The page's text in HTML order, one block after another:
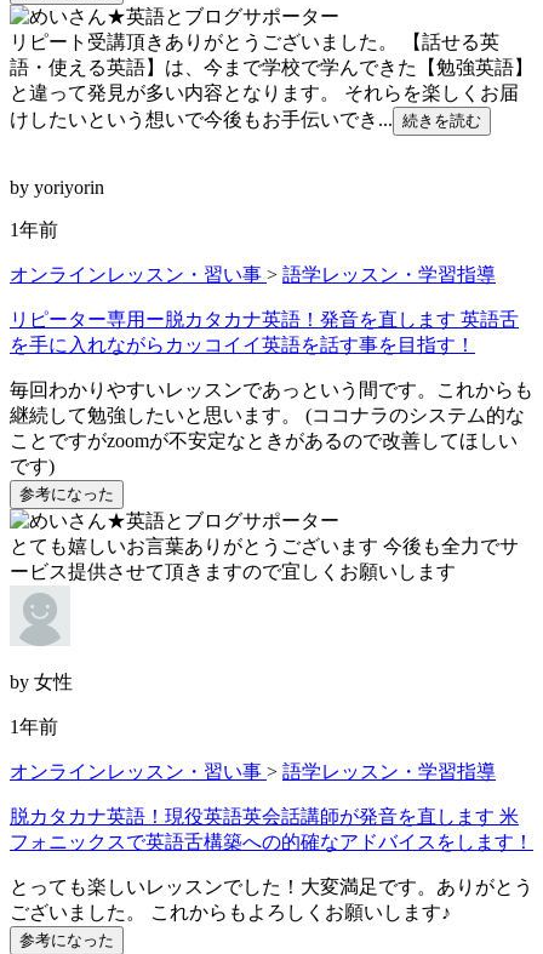
リピート受講頂きありがとうございました。 【話せる英
語・使える英語】は、今まで学校で学んできた【勉強英語】
と違って発見が多い内容となります。 それらを楽しくお届
けしたいという想いで今後もお手伝いでき... 続きを読む
by yoriyorin
1年前
オンラインレッスン・習い事 > 語学レッスン・学習指導
リピーター専用ー脱カタカナ英語！発音を直します 英語舌
を手に入れながらカッコイイ英語を話す事を目指す！
毎回わかりやすいレッスンであっという間です。これからも
継続して勉強したいと思います。 (ココナラのシステム的な
ことですがzoomが不安定なときがあるので改善してほしい
です)
参考になった
とても嬉しいお言葉ありがとうございます 今後も全力でサ
ービス提供させて頂きますので宜しくお願いします
by 女性
1年前
オンラインレッスン・習い事 > 語学レッスン・学習指導
脱カタカナ英語！現役英語英会話講師が発音を直します 米
フォニックスで英語舌構築への的確なアドバイスをします！
とっても楽しいレッスンでした！大変満足です。ありがとう
ございました。 これからもよろしくお願いします♪
参考になった